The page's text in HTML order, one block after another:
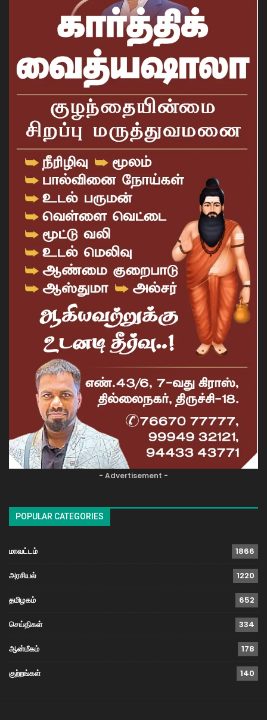
- Advertisement -
POPULAR CATEGORIES
மாவட்டம் 1866
அரசியல் 1220
தமிழகம் 652
செய்திகள் 334
ஆன்மீகம் 178
குற்றங்கள் 140